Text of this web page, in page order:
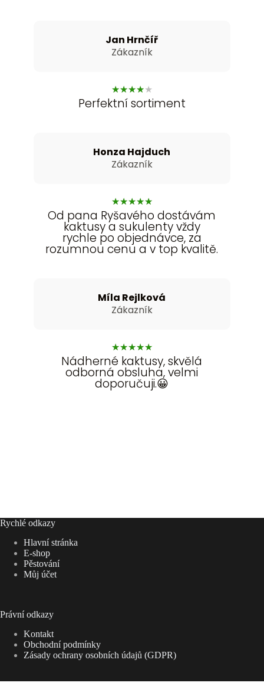
Jan Hrnčíř
Zákazník
★★★★★
Perfektní sortiment
Honza Hajduch
Zákazník
★★★★★
Od pana Ryšavého dostávám
kaktusy a sukulenty vždy
rychle po objednávce, za
rozumnou cenu a v top kvalitě.
Míla Rejlková
Zákazník
★★★★★
Nádherné kaktusy, skvělá
odborná obsluha, velmi
doporučuji.😀
Rychlé odkazy
Hlavní stránka
E-shop
Pěstování
Můj účet
Právní odkazy
Kontakt
Obchodní podmínky
Zásady ochrany osobních údajů (GDPR)